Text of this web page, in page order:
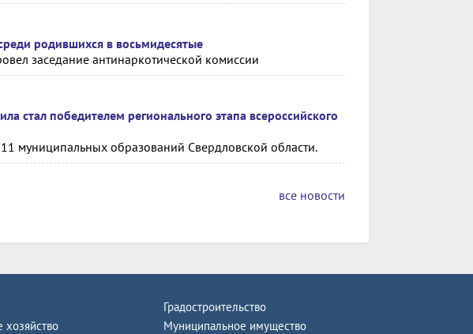
родившихся в восьмидесятые
заседание антинаркотической комиссии
стал победителем регионального этапа всероссийского
муниципальных образований Свердловской области.
все новости
хозяйство
Градостроительство
Муниципальное имущество